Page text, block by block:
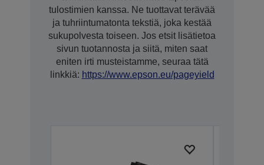
tulostimien kanssa. Ne tuottavat terävää
ja tuhriintumatonta tekstiä, joka kestää
sukupolvesta toiseen. Jos etsit lisätietoa
sivun tuotannosta ja siitä, miten saat
eniten irti musteistamme, seuraa tätä
linkkiä: https://www.epson.eu/pageyield